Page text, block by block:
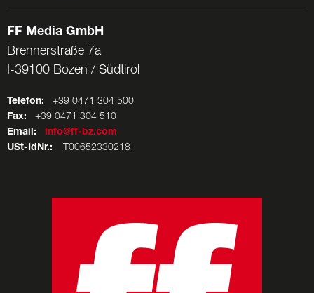
FF Media GmbH
Brennerstraße 7a
I-39100 Bozen / Südtirol
Telefon: +39 0471 304 500
Fax: +39 0471 304 510
Email:
info@ff-bz.com
USt-IdNr.: IT00652330218